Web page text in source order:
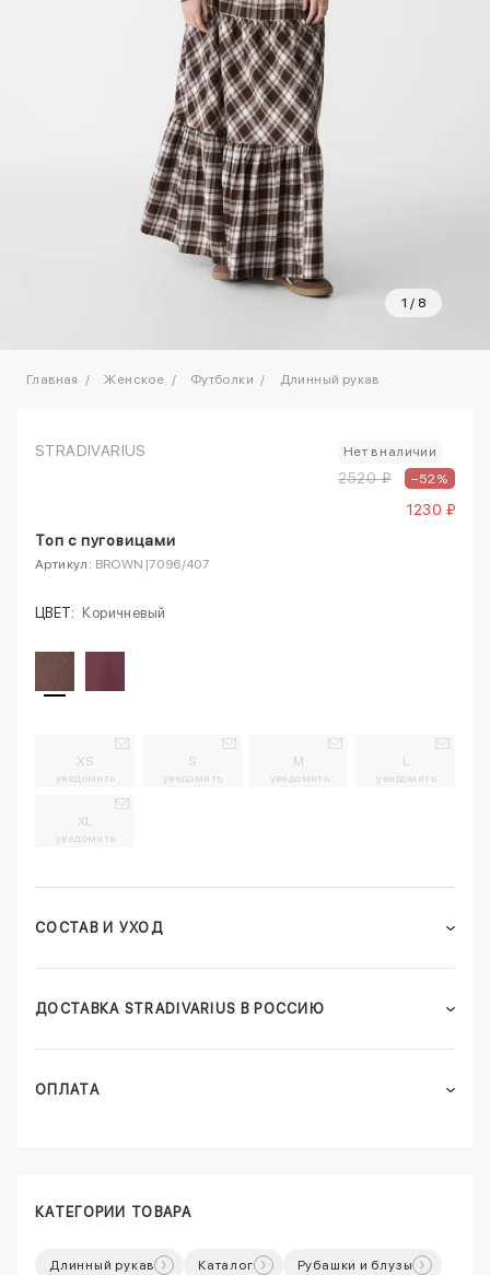
1 / 8
Главная Женское Футболки Длинный рукав
STRADIVARIUS Нет в наличии
2520 ₽ –52%
1230 ₽
Топ с пуговицами
Артикул: BROWN|7096/407
ЦВЕТ: Коричневый
XS
уведомить
S
уведомить
M
уведомить
L
уведомить
XL
уведомить
СОСТАВ И УХОД
ДОСТАВКА STRADIVARIUS В РОССИЮ
ОПЛАТА
КАТЕГОРИИ ТОВАРА
Длинный рукав Каталог Рубашки и блузы